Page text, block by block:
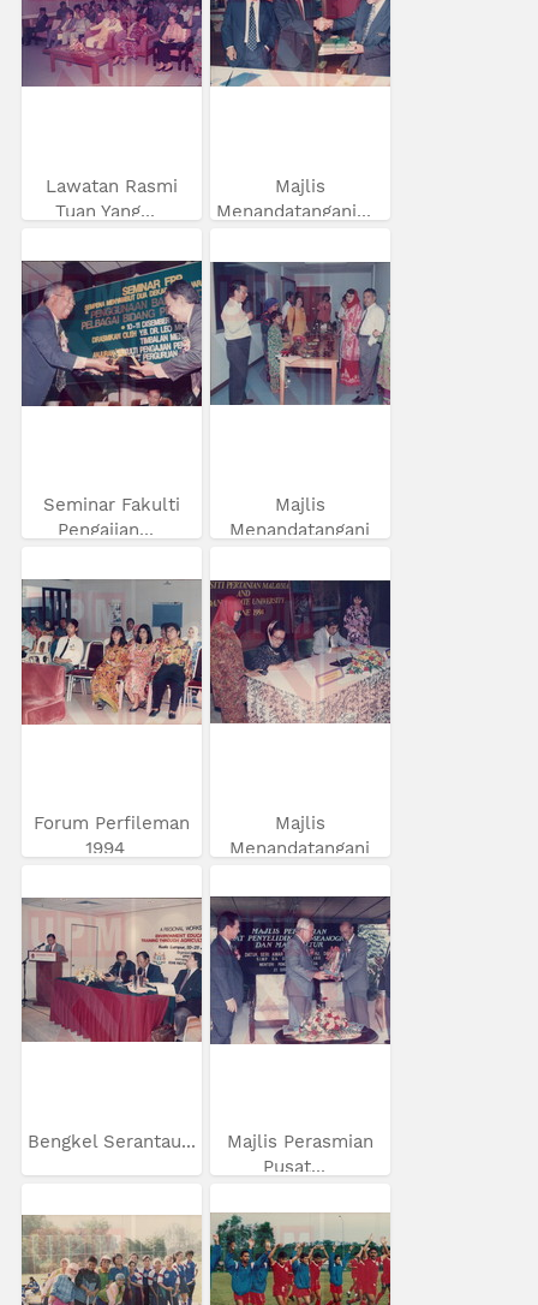
Lawatan Rasmi
Tuan Yang...
Majlis
Menandatangani...
Seminar Fakulti
Pengajian...
Majlis
Menandatangani
Forum Perfileman
1994
Majlis
Menandatangani
Bengkel Serantau...
Majlis Perasmian
Pusat...